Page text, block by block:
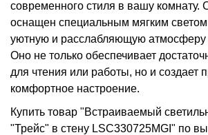
современного стиля в вашу комнату.
оснащен специальным мягким
уютную и расслабляющую атмосферу
Оно не только обеспечивает
для чтения или работы, но и создает
комфортное настроение.
Купить товар "Встраиваемый
"Трейс" в стену LSC330725MGI" по